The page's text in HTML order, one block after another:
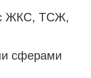
ЖКС, ТСЖ,
сферами